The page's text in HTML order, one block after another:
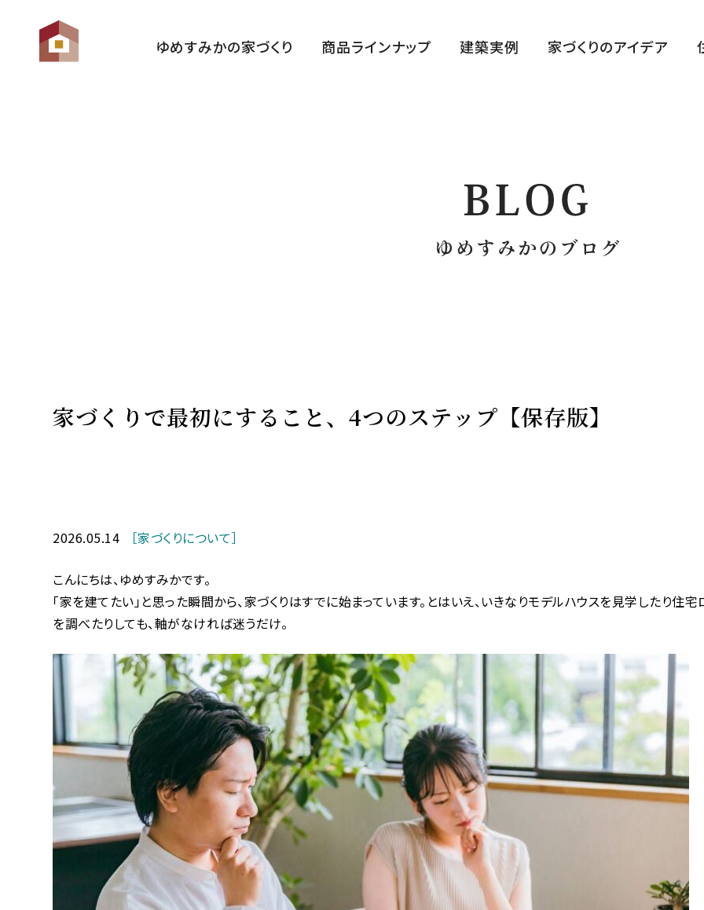
ゆめすみかの家づくり 商品ラインナップ 建築実例 家づくりのアイデア
家づくりで最初にすること、4つのステップ【保存版】
2026.05.14 ［家づくりについて］
こんにちは、ゆめすみかです。
「家を建てたい」と思った瞬間から、家づくりはすでに始まっています。とはいえ、いきなりモデルハウスを見学したり住宅
を調べたりしても、軸がなければ迷うだけ。